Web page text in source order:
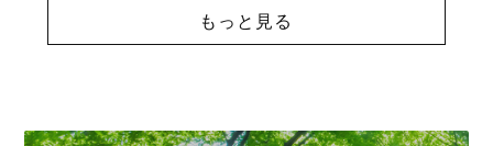
もっと見る